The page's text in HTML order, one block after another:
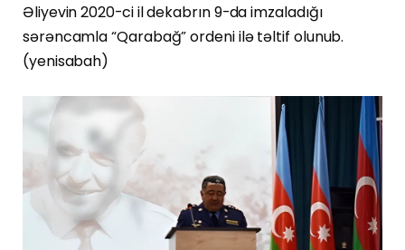
Əliyevin 2020-ci il dekabrın 9-da imzaladığı
sərəncamla “Qarabağ” ordeni ilə təltif olunub.
(yenisabah)